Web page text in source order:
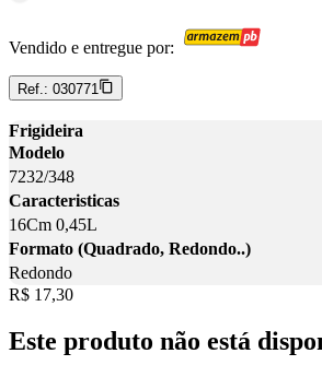
Vendido e entregue por:
Ref.: 030771
Frigideira
Modelo
7232/348
Caracteristicas
16Cm 0,45L
Formato (Quadrado, Redondo..)
Redondo
Price:
R$ 17,30
Este produto não está